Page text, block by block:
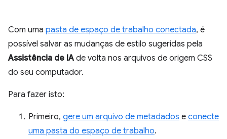
Com uma pasta de espaço de trabalho conectada, é
possível salvar as mudanças de estilo sugeridas pela
Assistência de IA de volta nos arquivos de origem CSS
do seu computador.
Para fazer isto:
Primeiro, gere um arquivo de metadados e conecte
uma pasta do espaço de trabalho.